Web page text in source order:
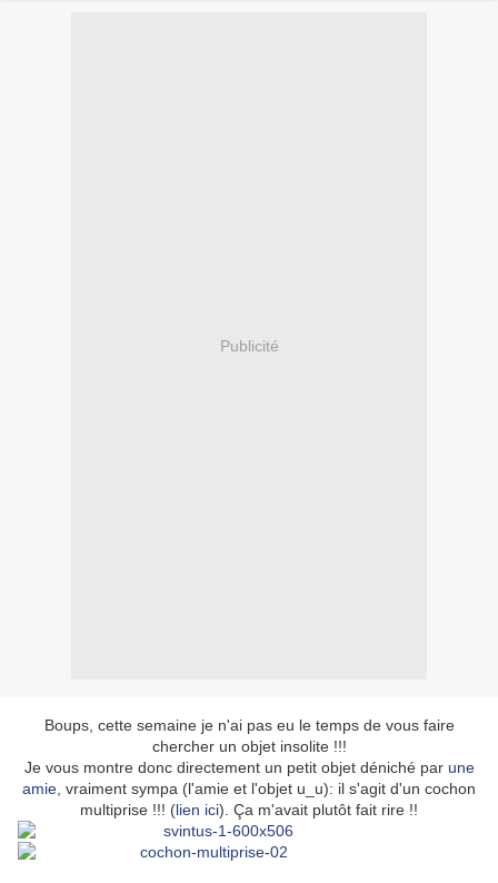
Publicité
Boups, cette semaine je n'ai pas eu le temps de vous faire
chercher un objet insolite !!!
Je vous montre donc directement un petit objet déniché par une
amie , vraiment sympa (l'amie et l'objet u_u): il s'agit d'un cochon
multiprise !!! (lien ici). Ça m'avait plutôt fait rire !!